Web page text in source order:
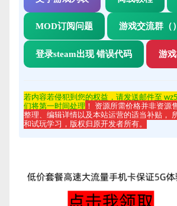
MOD订阅问题 游戏交流群（
登录steam出现 错误代码 游
若内容若侵犯到您的权益，请发送邮件至
们将第一时间处理 ！ 资源所需价格并非资源
整理、编辑详情以及本站运营的适当补贴，
和试玩学习，版权归原开发者所有。